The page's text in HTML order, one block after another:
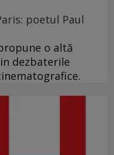
poetul Paul
o altă
dezbaterile